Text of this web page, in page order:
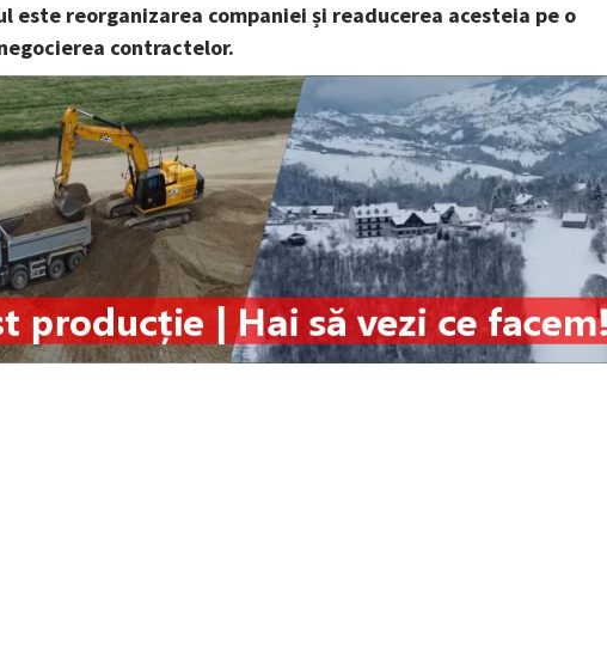
reorganizarea companiei și readucerea acesteia pe o
contractelor.